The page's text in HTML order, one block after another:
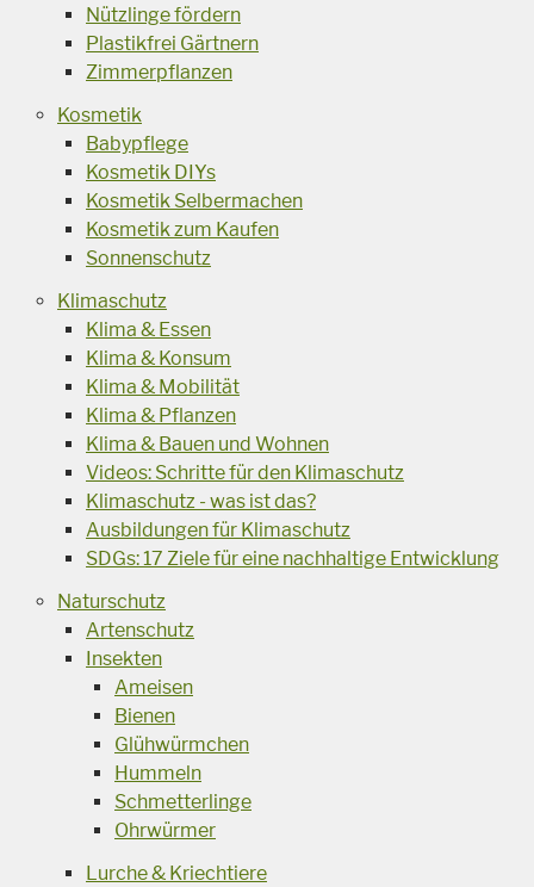
Nützlinge fördern
Plastikfrei Gärtnern
Zimmerpflanzen
Kosmetik
Babypflege
Kosmetik DIYs
Kosmetik Selbermachen
Kosmetik zum Kaufen
Sonnenschutz
Klimaschutz
Klima & Essen
Klima & Konsum
Klima & Mobilität
Klima & Pflanzen
Klima & Bauen und Wohnen
Videos: Schritte für den Klimaschutz
Klimaschutz - was ist das?
Ausbildungen für Klimaschutz
SDGs: 17 Ziele für eine nachhaltige Entwicklung
Naturschutz
Artenschutz
Insekten
Ameisen
Bienen
Glühwürmchen
Hummeln
Schmetterlinge
Ohrwürmer
Lurche & Kriechtiere